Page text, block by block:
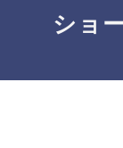
ショ